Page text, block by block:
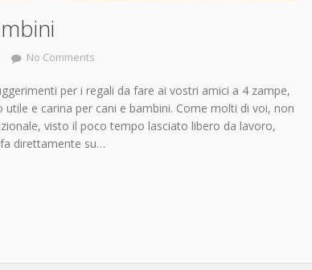
No Comments
per i regali da fare ai vostri amici a 4 zampe,
e carina per cani e bambini. Come molti di voi, non
visto il poco tempo lasciato libero da lavoro,
direttamente su…